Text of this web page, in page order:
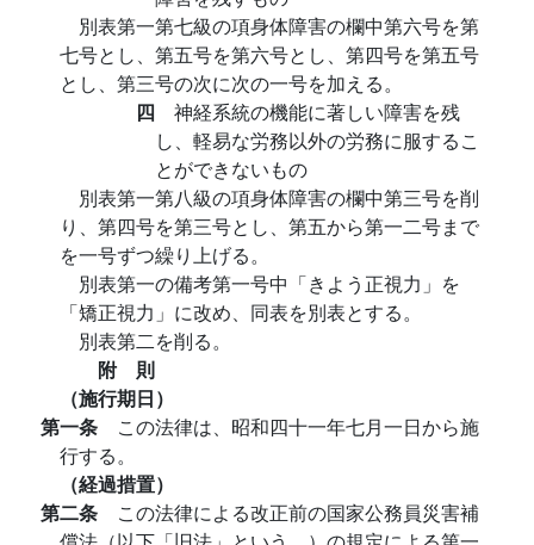
別表第一第七級の項身体障害の欄中第六号を第
七号とし、第五号を第六号とし、第四号を第五号
とし、第三号の次に次の一号を加える。
四 神経系統の機能に著しい障害を残
し、軽易な労務以外の労務に服するこ
とができないもの
別表第一第八級の項身体障害の欄中第三号を削
り、第四号を第三号とし、第五から第一二号まで
を一号ずつ繰り上げる。
別表第一の備考第一号中「きよう正視力」を
「矯正視力」に改め、同表を別表とする。
別表第二を削る。
附 則
（施行期日）
第一条 この法律は、昭和四十一年七月一日から施
行する。
（経過措置）
第二条 この法律による改正前の国家公務員災害補